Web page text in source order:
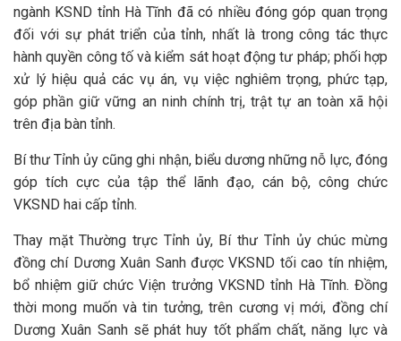
ngành KSND tỉnh Hà Tĩnh đã có nhiều đóng góp quan trọng
đối với sự phát triển của tỉnh, nhất là trong công tác thực
hành quyền công tố và kiểm sát hoạt động tư pháp; phối hợp
xử lý hiệu quả các vụ án, vụ việc nghiêm trọng, phức tạp,
góp phần giữ vững an ninh chính trị, trật tự an toàn xã hội
trên địa bàn tỉnh.
Bí thư Tỉnh ủy cũng ghi nhận, biểu dương những nỗ lực, đóng
góp tích cực của tập thể lãnh đạo, cán bộ, công chức
VKSND hai cấp tỉnh.
Thay mặt Thường trực Tỉnh ủy, Bí thư Tỉnh ủy chúc mừng
đồng chí Dương Xuân Sanh được VKSND tối cao tín nhiệm,
bổ nhiệm giữ chức Viện trưởng VKSND tỉnh Hà Tĩnh. Đồng
thời mong muốn và tin tưởng, trên cương vị mới, đồng chí
Dương Xuân Sanh sẽ phát huy tốt phẩm chất, năng lực và